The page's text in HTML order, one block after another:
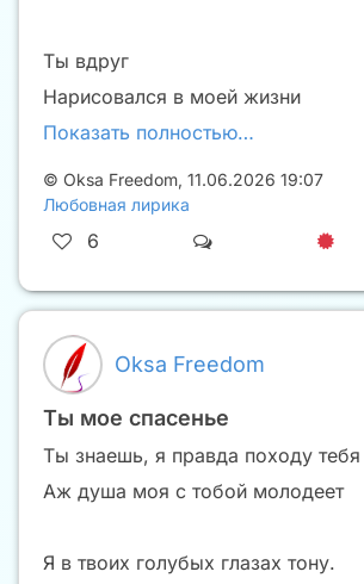
Ты вдруг
Нарисовался в моей жизни
Показать полностью…
© Oksa Freedom, 11.06.2026 19:07
Любовная лирика
6
Oksa Freedom
Ты мое спасенье
Ты знаешь, я правда походу
Аж душа моя с тобой молодеет
Я в твоих голубых глазах тону.